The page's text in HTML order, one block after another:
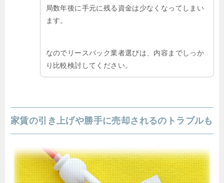
局数年後に手元に残る資金は少なくなってしまい
ます。
なのでリースバック業者選びは、内容までしっか
り比較検討してください。
家賃の引き上げや勝手に売却されるのトラブルも